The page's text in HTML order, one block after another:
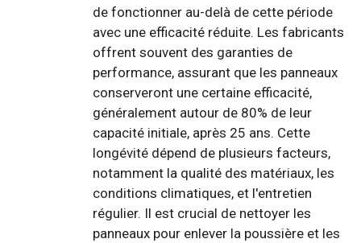
de fonctionner au-delà de cette période
avec une efficacité réduite. Les fabricants
offrent souvent des garanties de
performance, assurant que les panneaux
conserveront une certaine efficacité,
généralement autour de 80% de leur
capacité initiale, après 25 ans. Cette
longévité dépend de plusieurs facteurs,
notamment la qualité des matériaux, les
conditions climatiques, et l'entretien
régulier. Il est crucial de nettoyer les
panneaux pour enlever la poussière et les